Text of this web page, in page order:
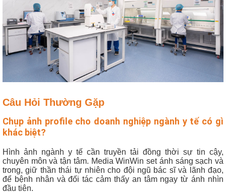
Câu Hỏi Thường Gặp
Chụp ảnh profile cho doanh nghiệp ngành y tế có gì
khác biệt?
Hình ảnh ngành y tế cần truyền tải đồng thời sự tin cậy,
chuyên môn và tận tâm. Media WinWin set ánh sáng sạch và
trong, giữ thần thái tự nhiên cho đội ngũ bác sĩ và lãnh đạo,
để bệnh nhân và đối tác cảm thấy an tâm ngay từ ánh nhìn
đầu tiên.